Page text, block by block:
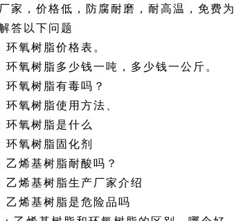
家，价格低，防腐耐磨，耐高温，免费为
答以下问题
环氧树脂价格表。
环氧树脂多少钱一吨，多少钱一公斤。
环氧树脂有毒吗？
环氧树脂使用方法、
环氧树脂是什么
环氧树脂固化剂
乙烯基树脂耐酸吗？
乙烯基树脂生产厂家介绍
乙烯基树脂是危险品吗